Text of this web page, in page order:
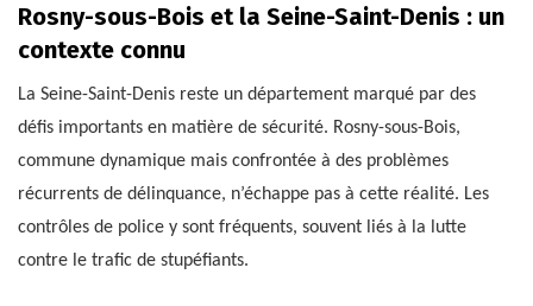
Rosny-sous-Bois et la Seine-Saint-Denis : un
contexte connu
La Seine-Saint-Denis reste un département marqué par des
défis importants en matière de sécurité. Rosny-sous-Bois,
commune dynamique mais confrontée à des problèmes
récurrents de délinquance, n’échappe pas à cette réalité. Les
contrôles de police y sont fréquents, souvent liés à la lutte
contre le trafic de stupéfiants.